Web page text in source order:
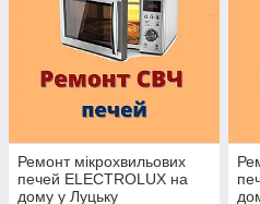
Ремонт мікрохвильових
печей ELECTROLUX на
дому у Луцьку